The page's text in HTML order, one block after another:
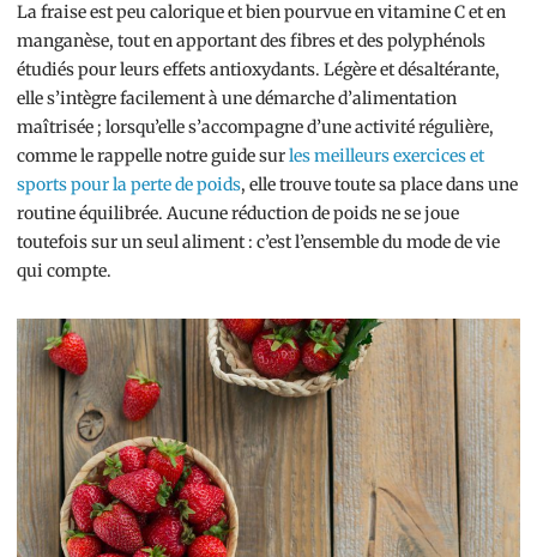
La fraise est peu calorique et bien pourvue en vitamine C et en
manganèse, tout en apportant des fibres et des polyphénols
étudiés pour leurs effets antioxydants. Légère et désaltérante,
elle s’intègre facilement à une démarche d’alimentation
maîtrisée ; lorsqu’elle s’accompagne d’une activité régulière,
comme le rappelle notre guide surles meilleurs exercices et
sports pour la perte de poids, elle trouve toute sa place dans une
routine équilibrée. Aucune réduction de poids ne se joue
toutefois sur un seul aliment : c’est l’ensemble du mode de vie
qui compte.